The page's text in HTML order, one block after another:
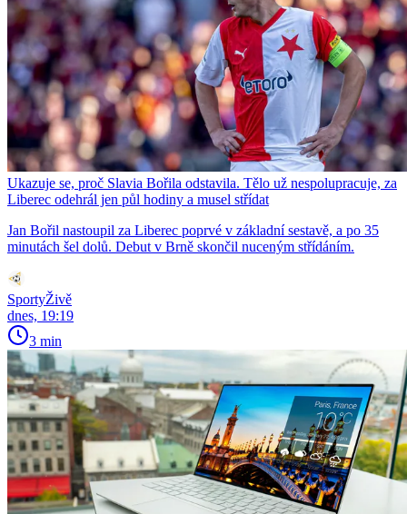
Ukazuje se, proč Slavia Bořila odstavila. Tělo už nespolupracuje, za
Liberec odehrál jen půl hodiny a musel střídat
Jan Bořil nastoupil za Liberec poprvé v základní sestavě, a po 35
minutách šel dolů. Debut v Brně skončil nuceným střídáním.
SportyŽivě
dnes, 19:19
3 min